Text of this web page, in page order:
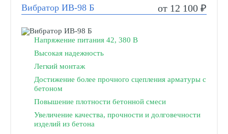
Вибратор ИВ-98 Б от 12 100 ₽
Напряжение питания 42, 380 В
Высокая надежность
Легкий монтаж
Достижение более прочного сцепления арматуры с
бетоном
Повышение плотности бетонной смеси
Увеличение качества, прочности и долговечности
изделий из бетона